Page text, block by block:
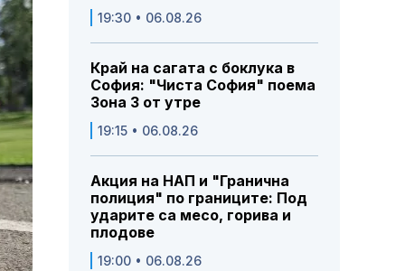
19:30 • 06.08.26
Край на сагата с боклука в
София: "Чиста София" поема
Зона 3 от утре
19:15 • 06.08.26
Акция на НАП и "Гранична
полиция" по границите: Под
ударите са месо, горива и
плодове
19:00 • 06.08.26